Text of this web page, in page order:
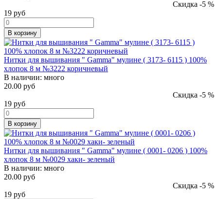
Скидка -5 %
19 руб
В корзину
Нитки для вышивания " Gamma" мулине ( 3173- 6115 ) 100%
хлопок 8 м №3222 коричневый
В наличии: много
20.00 руб
Скидка -5 %
19 руб
В корзину
Нитки для вышивания " Gamma" мулине ( 0001- 0206 ) 100%
хлопок 8 м №0029 хаки- зеленый
В наличии: много
20.00 руб
Скидка -5 %
19 руб